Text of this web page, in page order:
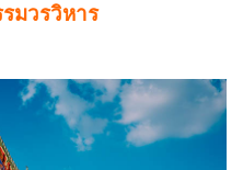
มวรวิหาร